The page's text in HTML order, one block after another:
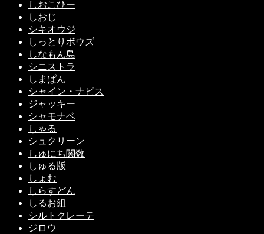
しおこひー
しおじ
シキオウジ
しっとりボウズ
しなもん島
シニストラ
しまぱん
シャイン・ナビス
ジャッキー
シャモナベ
しゃる
シュクリーン
しゅにち関数
しゅる版
しょむ
しらすどん
しるお組
シルトクレーテ
ジロウ